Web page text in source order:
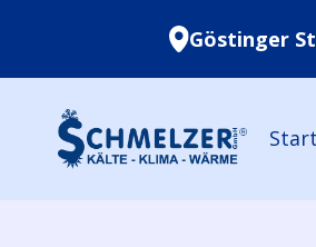
Göstinger
Start